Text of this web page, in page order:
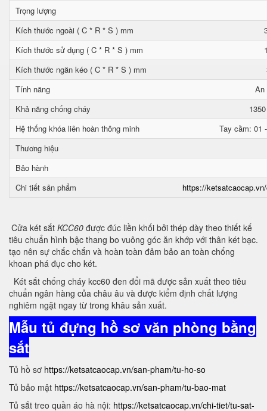
Trọng lượng
Kích thước ngoài ( C * R * S ) mm
Kích thước sử dụng ( C * R * S ) mm
Kích thước ngăn kéo ( C * R * S ) mm
Tính năng
An
Khả năng chống cháy
Hệ thống khóa liên hoàn thông minh
Tay cầm: 01
Thương hiệu
Bảo hành
Chi tiết sản phẩm
https://
Cửa két sắt KCC60 được đúc liền khối bởi thép dày theo thiết kế
tiêu chuẩn hình bậc thang bo vuông góc ăn khớp với thân két bạc.
tạo nên sự chắc chắn và hoàn toàn đảm bảo an toàn chống
khoan phá đục cho két.
Két sắt chống cháy kcc60 đen đổi mã được sản xuất theo tiêu
chuẩn ngân hàng của châu âu và được kiểm định chất lượng
nghiêm ngặt ngay từ trong khâu sản xuất.
Mẫu tủ đựng hồ sơ văn phòng bằng
sắt
Tủ hồ sơ https://ketsatcaocap.vn/san-pham/tu-ho-so
Tủ bảo mật https://ketsatcaocap.vn/san-pham/tu-bao-mat
Tủ sắt treo quần áo hà nội: https://ketsatcaocap.vn/chi-tiet/tu-sat-